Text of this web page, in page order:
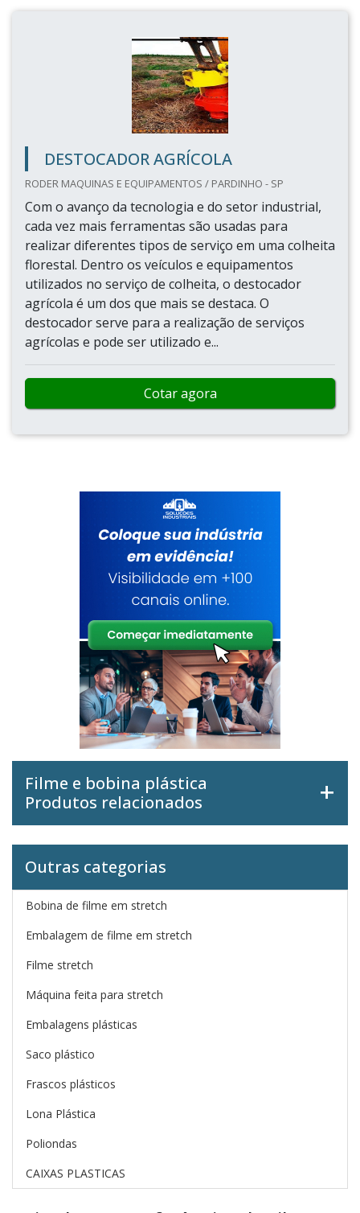
DESTOCADOR AGRÍCOLA
RODER MAQUINAS E EQUIPAMENTOS / PARDINHO - SP
Com o avanço da tecnologia e do setor industrial,
cada vez mais ferramentas são usadas para
realizar diferentes tipos de serviço em uma colheita
florestal. Dentro os veículos e equipamentos
utilizados no serviço de colheita, o destocador
agrícola é um dos que mais se destaca. O
destocador serve para a realização de serviços
agrícolas e pode ser utilizado e...
Cotar agora
Filme e bobina plástica
Produtos relacionados
Outras categorias
Bobina de filme em stretch
Embalagem de filme em stretch
Filme stretch
Máquina feita para stretch
Embalagens plásticas
Saco plástico
Frascos plásticos
Lona Plástica
Poliondas
CAIXAS PLASTICAS